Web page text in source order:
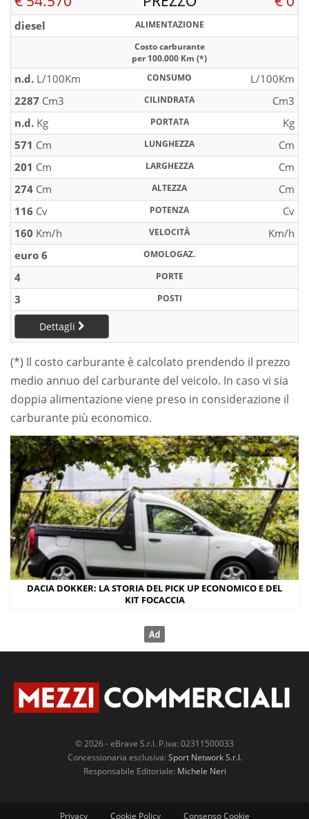
diesel
ALIMENTAZIONE
Costo carburante
per 100.000 Km (*)
n.d. L/100Km CONSUMO
L/100Km
2287 Cm3 CILINDRATA
Cm3
n.d. Kg PORTATA
Kg
571 Cm LUNGHEZZA
Cm
201 Cm LARGHEZZA
Cm
274 Cm ALTEZZA
Cm
116 Cv POTENZA
Cv
160 Km/h VELOCITÀ
Km/h
euro 6
OMOLOGAZ.
4 PORTE
3 POSTI
Dettagli
(*) Il costo carburante è calcolato prendendo il prezzo
medio annuo del carburante del veicolo. In caso vi sia
doppia alimentazione viene preso in considerazione il
carburante più economico.
DACIA DOKKER: LA STORIA DEL PICK UP ECONOMICO E DEL
KIT FOCACCIA
© 2026 - eBrave S.r.l. P.iva: 02311500033
Concessionaria esclusiva: Sport Network S.r.l.
Responsabile Editoriale: Michele Neri
Privacy Cookie Policy Consenso Cookie